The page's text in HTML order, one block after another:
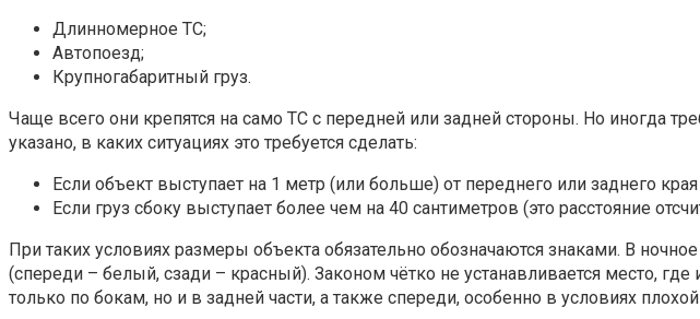
Длинномерное ТС;
Автопоезд;
Крупногабаритный груз.
Чаще всего они крепятся на само ТС с передней или задней стороны. Но иногда
указано, в каких ситуациях это требуется сделать:
Если объект выступает на 1 метр (или больше) от переднего или заднего края
Если груз сбоку выступает более чем на 40 сантиметров (это расстояние
При таких условиях размеры объекта обязательно обозначаются знаками. В
(спереди – белый, сзади – красный). Законом чётко не устанавливается место,
только по бокам, но и в задней части, а также спереди, особенно в условиях